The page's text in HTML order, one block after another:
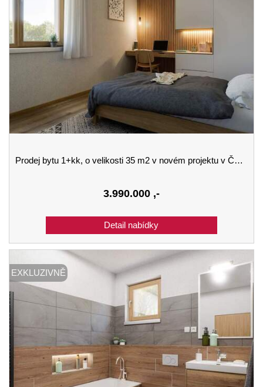
Prodej bytu 1+kk, o velikosti 35 m2 v novém projektu v Černé Pošumaví budova B 1.podlaží
3.990.000 ,-
EXKLUZIVNĚ